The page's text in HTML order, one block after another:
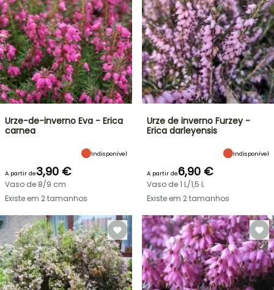
Urze-de-inverno Eva - Erica
carnea
Indisponível
A partir de3,90 €
Vaso de 8/9 cm
Existe em 2 tamanhos
Urze de inverno Furzey -
Erica darleyensis
Indisponível
A partir de6,90 €
Vaso de 1 L/1,5 L
Existe em 2 tamanhos